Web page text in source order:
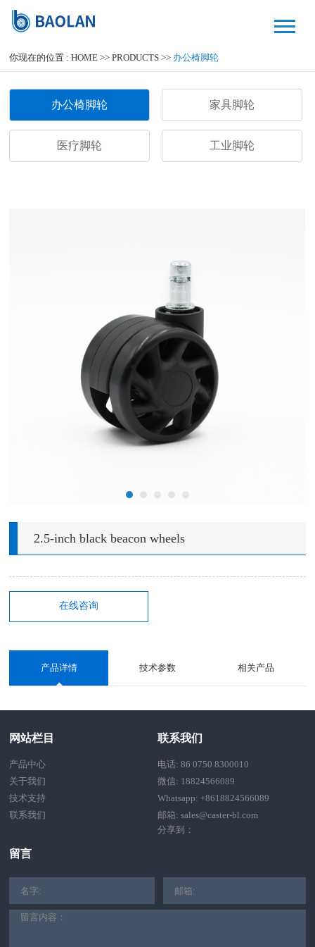
你现在的位置 :HOME >>PRODUCTS >> 办公椅脚轮
办公椅脚轮 家具脚轮
医疗脚轮 工业脚轮
2.5-inch black beacon wheels
在线咨询
产品详情 技术参数 相关产品
网站栏目
产品中心
关于我们
技术支持
联系我们
联系我们
电话: 86 0750 8300010
微信: 18824566089
Whatsapp: +8618824566089
邮箱: sales@caster-bl.com
分享到：
留言